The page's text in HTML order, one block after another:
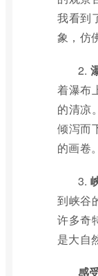
我看到
象，仿
2.
着瀑布
的清凉
倾泻而
的画卷。
3.
到峡谷
许多奇
是大自
感